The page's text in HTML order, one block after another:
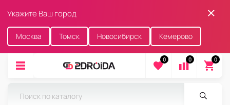
Укажите Ваш город
Москва Томск Новосибирск Кемерово
0 0 0